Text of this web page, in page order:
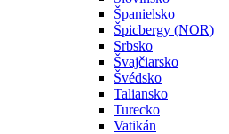
Španielsko
Špicbergy (NOR)
Srbsko
Švajčiarsko
Švédsko
Taliansko
Turecko
Vatikán